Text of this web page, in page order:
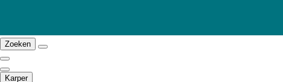
Zoeken
Karper